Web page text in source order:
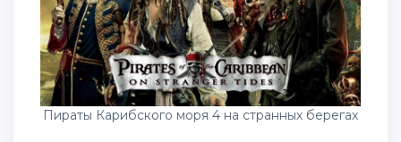
Пираты Карибского моря 4 на странных берегах